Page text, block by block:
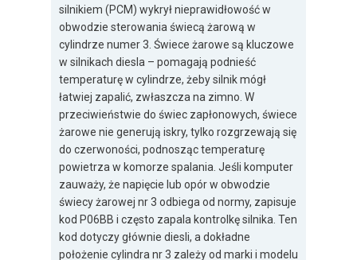
silnikiem (PCM) wykrył nieprawidłowość w
obwodzie sterowania świecą żarową w
cylindrze numer 3. Świece żarowe są kluczowe
w silnikach diesla – pomagają podnieść
temperaturę w cylindrze, żeby silnik mógł
łatwiej zapalić, zwłaszcza na zimno. W
przeciwieństwie do świec zapłonowych, świece
żarowe nie generują iskry, tylko rozgrzewają się
do czerwoności, podnosząc temperaturę
powietrza w komorze spalania. Jeśli komputer
zauważy, że napięcie lub opór w obwodzie
świecy żarowej nr 3 odbiega od normy, zapisuje
kod P06BB i często zapala kontrolkę silnika. Ten
kod dotyczy głównie diesli, a dokładne
położenie cylindra nr 3 zależy od marki i modelu